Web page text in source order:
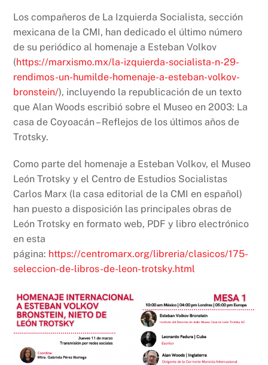
Los compañeros de La Izquierda Socialista, sección
mexicana de la CMI, han dedicado el último número
de su periódico al homenaje a Esteban Volkov
(https://marxismo.mx/la-izquierda-socialista-n-29-
rendimos-un-humilde-homenaje-a-esteban-volkov-
bronstein/), incluyendo la republicación de un texto
que Alan Woods escribió sobre el Museo en 2003: La
casa de Coyoacán – Reflejos de los últimos años de
Trotsky.
Como parte del homenaje a Esteban Volkov, el Museo
León Trotsky y el Centro de Estudios Socialistas
Carlos Marx (la casa editorial de la CMI en español)
han puesto a disposición las principales obras de
León Trotsky en formato web, PDF y libro electrónico
en esta
página: https://centromarx.org/libreria/clasicos/175-
seleccion-de-libros-de-leon-trotsky.html